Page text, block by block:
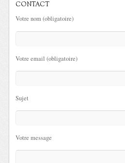
CONTACT
Votre nom (obligatoire)
Votre email (obligatoire)
Sujet
Votre message